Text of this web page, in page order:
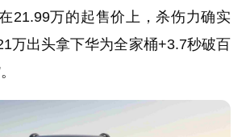
21.99万的起售价上，杀伤力确实
万出头拿下华为全家桶+3.7秒破百